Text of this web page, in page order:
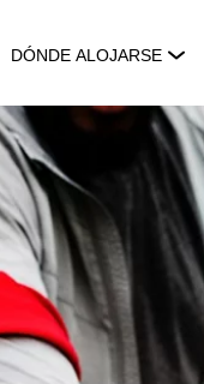
DÓNDE ALOJARSE